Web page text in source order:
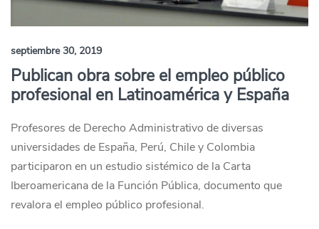
septiembre 30, 2019
Publican obra sobre el empleo público
profesional en Latinoamérica y España
Profesores de Derecho Administrativo de diversas
universidades de España, Perú, Chile y Colombia
participaron en un estudio sistémico de la Carta
Iberoamericana de la Función Pública, documento que
revalora el empleo público profesional.